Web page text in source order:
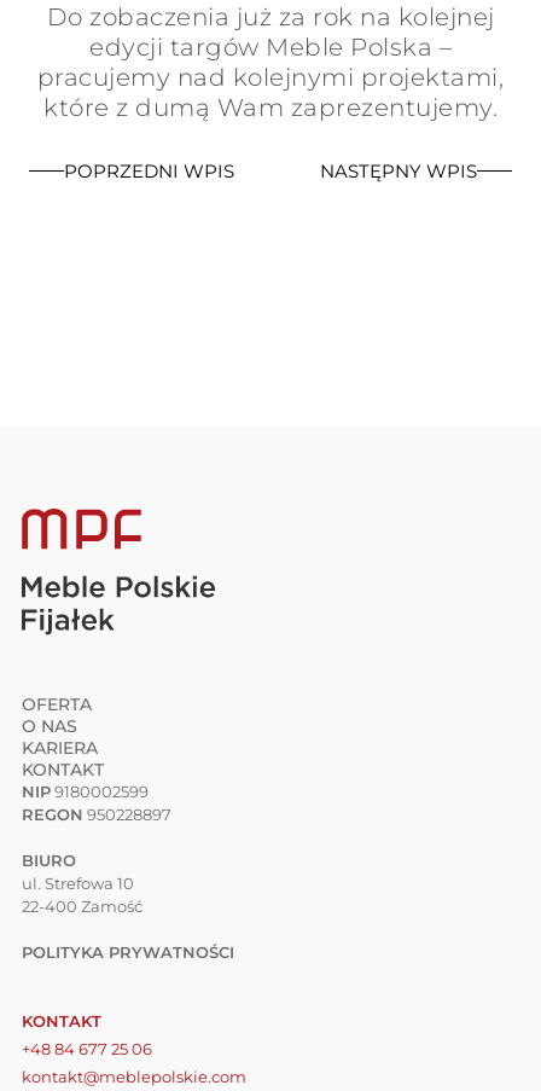
Do zobaczenia już za rok na kolejnej
edycji targów Meble Polska –
pracujemy nad kolejnymi projektami,
które z dumą Wam zaprezentujemy.
POPRZEDNI WPIS NASTĘPNY WPIS
OFERTA
O NAS
KARIERA
KONTAKT
NIP 9180002599
REGON 950228897
BIURO
ul. Strefowa 10
22-400 Zamość
POLITYKA PRYWATNOŚCI
KONTAKT
+48 84 677 25 06
kontakt@meblepolskie.com